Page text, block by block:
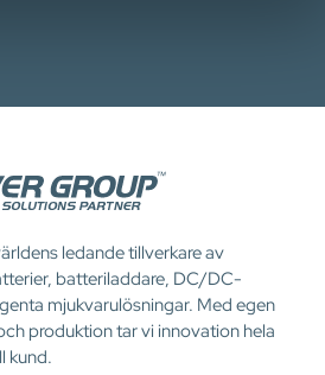
ledande tillverkare av
batteriladdare, DC/DC-
mjukvarulösningar. Med egen
produktion tar vi innovation hela
kund.